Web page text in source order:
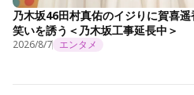
乃木坂46田村真佑のイジりに賀喜
笑いを誘う＜乃木坂工事延長中＞
2026/8/7 エンタメ